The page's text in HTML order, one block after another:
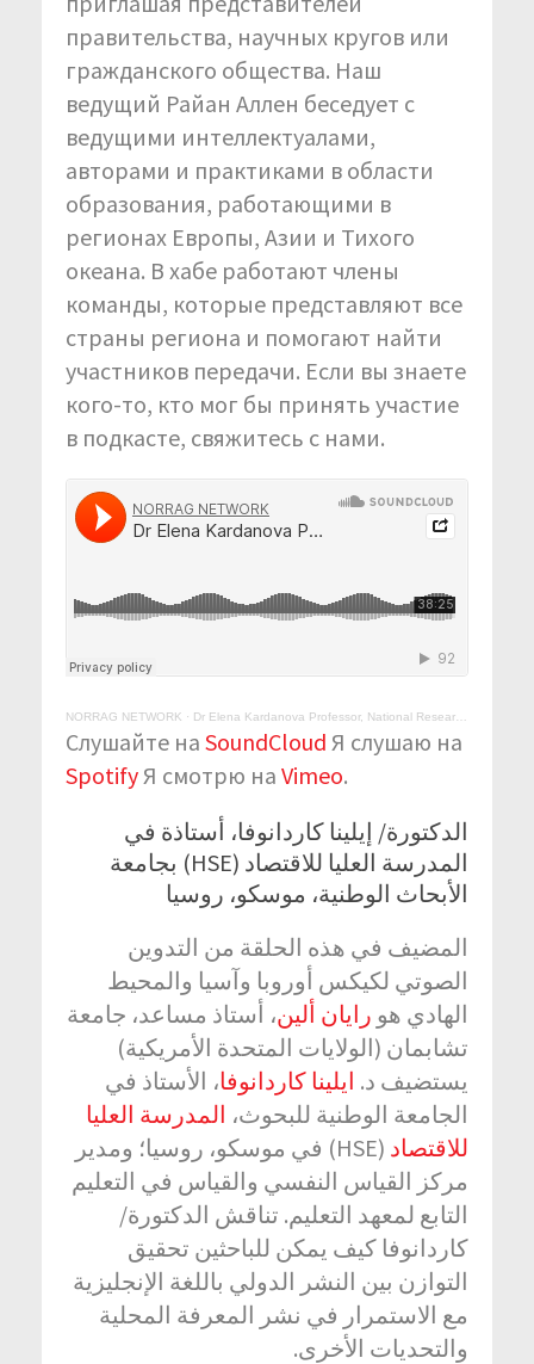
правительства, научных кругов или
гражданского общества. Наш
ведущий Райан Аллен беседует с
ведущими интеллектуалами,
авторами и практиками в области
образования, работающими в
регионах Европы, Азии и Тихого
океана. В хабе работают члены
команды, которые представляют все
страны региона и помогают найти
участников передачи. Если вы знаете
кого-то, кто мог бы принять участие
в подкасте, свяжитесь с нами.
NORRAG NETWORK · Dr Elena Kardanova Professor, National Research University Higher School of Economics (HSE)
Слушайте на SoundCloud Я слушаю на
Spotify Я смотрю на Vimeo.
الدكتورة/ إيلينا كاردانوفا، أستاذة في
المدرسة العليا للاقتصاد (HSE) بجامعة
الأبحاث الوطنية، موسكو، روسيا
المضيف في هذه الحلقة من التدوين
الصوتي لكيكس أوروبا وآسيا والمحيط
الهادي هو رايان ألين، أستاذ مساعد، جامعة
تشابمان (الولايات المتحدة الأمريكية)
يستضيف د. ايلينا كاردانوفا، الأستاذ في
الجامعة الوطنية للبحوث، المدرسة العليا
للاقتصاد
(HSE) في موسكو، روسيا؛ ومدير
مركز القياس النفسي والقياس في التعليم
التابع لمعهد التعليم. تناقش الدكتورة/
كاردانوفا كيف يمكن للباحثين تحقيق
التوازن بين النشر الدولي باللغة الإنجليزية
مع الاستمرار في نشر المعرفة المحلية
والتحديات الأخرى.